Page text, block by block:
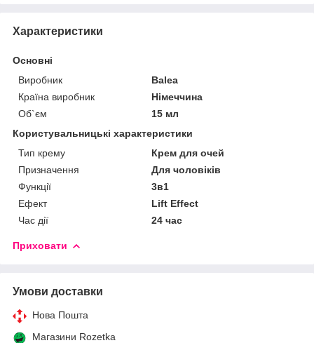
Характеристики
Основні
Виробник
Balea
Країна виробник
Німеччина
Об`єм
15 мл
Користувальницькі характеристики
Тип крему
Крем для очей
Призначення
Для чоловіків
Функції
3в1
Ефект
Lift Effect
Час дії
24 час
Приховати
Умови доставки
Нова Пошта
Магазини Rozetka